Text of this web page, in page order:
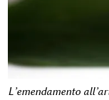
L’emendamento